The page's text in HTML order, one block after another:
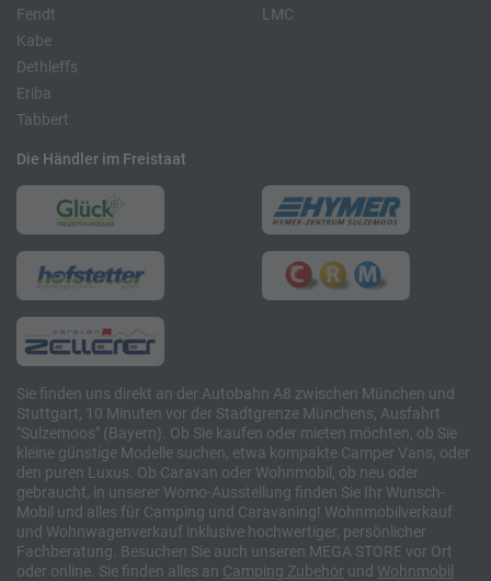
Fendt
Kabe
LMC
Dethleffs
Eriba
Tabbert
Die Händler im Freistaat
Sie finden uns direkt an der Autobahn A8 zwischen München und
Stuttgart, 10 Minuten vor der Stadtgrenze Münchens, Ausfahrt
"Sulzemoos" (Bayern). Ob Sie kaufen oder mieten möchten, ob Sie
kleine günstige Modelle suchen, etwa kompakte Camper Vans, oder
den puren Luxus. Ob Caravan oder Wohnmobil, ob neu oder
gebraucht, in unserer Womo-Ausstellung finden Sie Ihr Wunsch-
Mobil und alles für Camping und Caravaning! Wohnmobilverkauf
und Wohnwagenverkauf inklusive hochwertiger, persönlicher
Fachberatung. Besuchen Sie auch unseren MEGA STORE vor Ort
oder online. Sie finden alles an Camping Zubehör und Wohnmobil